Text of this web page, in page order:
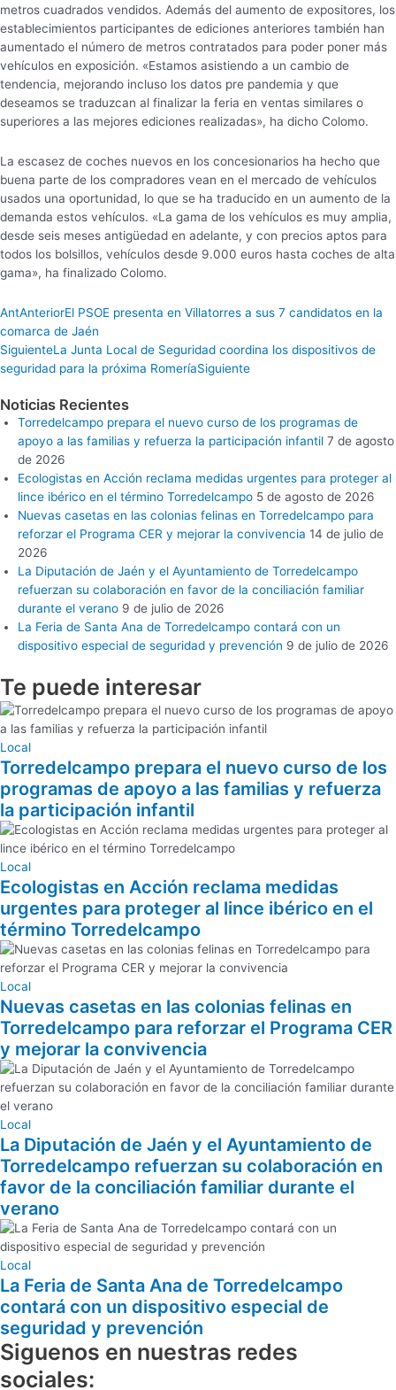
metros cuadrados vendidos. Además del aumento de expositores, los
establecimientos participantes de ediciones anteriores también han
aumentado el número de metros contratados para poder poner más
vehículos en exposición. «Estamos asistiendo a un cambio de
tendencia, mejorando incluso los datos pre pandemia y que
deseamos se traduzcan al finalizar la feria en ventas similares o
superiores a las mejores ediciones realizadas», ha dicho Colomo.
La escasez de coches nuevos en los concesionarios ha hecho que
buena parte de los compradores vean en el mercado de vehículos
usados una oportunidad, lo que se ha traducido en un aumento de la
demanda estos vehículos. «La gama de los vehículos es muy amplia,
desde seis meses antigüedad en adelante, y con precios aptos para
todos los bolsillos, vehículos desde 9.000 euros hasta coches de alta
gama», ha finalizado Colomo.
AntAnteriorEl PSOE presenta en Villatorres a sus 7 candidatos en la
comarca de Jaén
SiguienteLa Junta Local de Seguridad coordina los dispositivos de
seguridad para la próxima RomeríaSiguiente
Noticias Recientes
Torredelcampo prepara el nuevo curso de los programas de
apoyo a las familias y refuerza la participación infantil 7 de agosto
de 2026
Ecologistas en Acción reclama medidas urgentes para proteger al
lince ibérico en el término Torredelcampo 5 de agosto de 2026
Nuevas casetas en las colonias felinas en Torredelcampo para
reforzar el Programa CER y mejorar la convivencia 14 de julio de
2026
La Diputación de Jaén y el Ayuntamiento de Torredelcampo
refuerzan su colaboración en favor de la conciliación familiar
durante el verano 9 de julio de 2026
La Feria de Santa Ana de Torredelcampo contará con un
dispositivo especial de seguridad y prevención 9 de julio de 2026
Te puede interesar
Local
Torredelcampo prepara el nuevo curso de los
programas de apoyo a las familias y refuerza
la participación infantil
Local
Ecologistas en Acción reclama medidas
urgentes para proteger al lince ibérico en el
término Torredelcampo
Local
Nuevas casetas en las colonias felinas en
Torredelcampo para reforzar el Programa CER
y mejorar la convivencia
Local
La Diputación de Jaén y el Ayuntamiento de
Torredelcampo refuerzan su colaboración en
favor de la conciliación familiar durante el
verano
Local
La Feria de Santa Ana de Torredelcampo
contará con un dispositivo especial de
seguridad y prevención
Siguenos en nuestras redes
sociales: